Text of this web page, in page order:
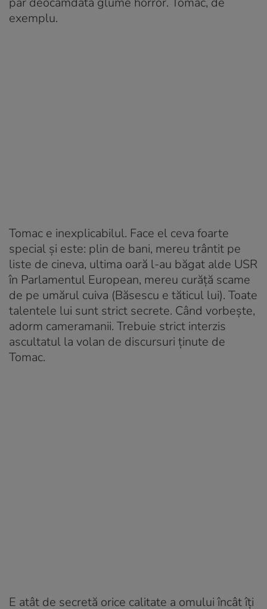
exemplu.
Tomac e inexplicabilul. Face el ceva foarte
special și este: plin de bani, mereu trântit pe
liste de cineva, ultima oară l-au băgat alde USR
în Parlamentul European, mereu curăță scame
de pe umărul cuiva (Băsescu e tăticul lui). Toate
talentele lui sunt strict secrete. Când vorbește,
adorm cameramanii. Trebuie strict interzis
ascultatul la volan de discursuri ținute de
Tomac.
E atât de secretă orice calitate a omului încât îți